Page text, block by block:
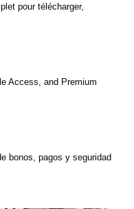
pour télécharger,
Access, and Premium
bonos, pagos y seguridad